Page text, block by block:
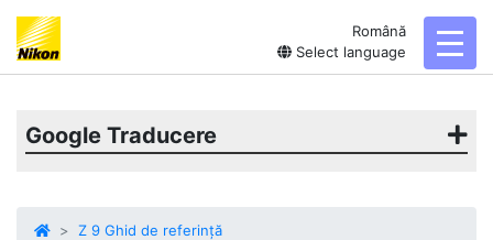
Română
Select language
Google Traducere
Z 9 Ghid de referință